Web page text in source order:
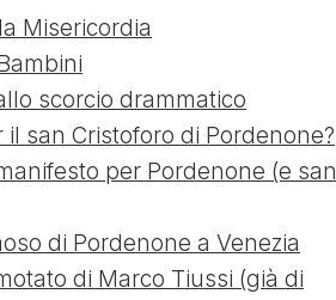
Misericordia
scorcio drammatico
san Cristoforo di Pordenone?
per Pordenone (e san
di Pordenone a Venezia
di Marco Tiussi (già di